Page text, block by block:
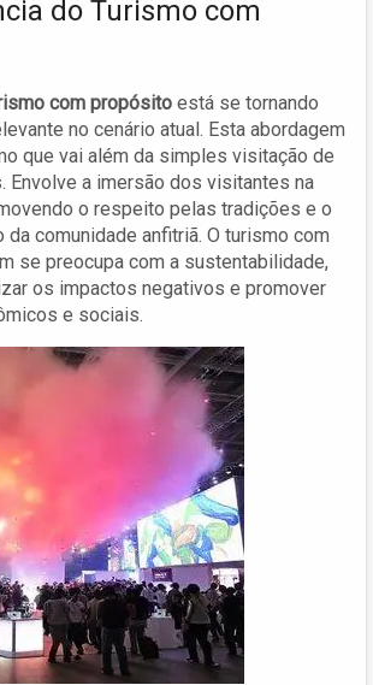
do Turismo com
com propósito está se tornando
no cenário atual. Esta abordagem
que vai além da simples visitação de
Envolve a imersão dos visitantes na
o respeito pelas tradições e o
comunidade anfitriã. O turismo com
se preocupa com a sustentabilidade,
os impactos negativos e promover
e sociais.